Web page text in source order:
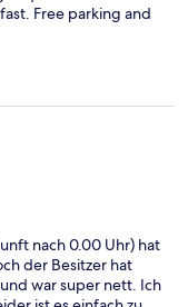
Free parking and
nach 0.00 Uhr) hat
der Besitzer hat
war super nett. Ich